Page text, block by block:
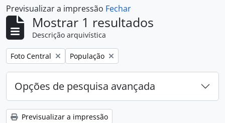
Previsualizar a impressão Fechar
Mostrar 1 resultados
Descrição arquivística
Remover filtro:
Foto Central Remover filtro:
População
Opções de pesquisa avançada
Previsualizar a impressão